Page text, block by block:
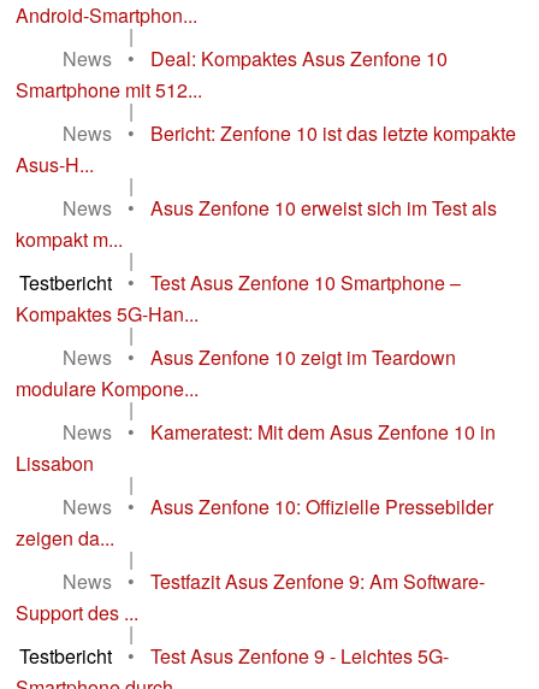
Android-Smartphon...
|
News
•
Deal: Kompaktes Asus Zenfone 10
Smartphone mit 512...
|
News
•
Bericht: Zenfone 10 ist das letzte kompakte
Asus-H...
|
News
•
Asus Zenfone 10 erweist sich im Test als
kompakt m...
|
Testbericht
•
Test Asus Zenfone 10 Smartphone –
Kompaktes 5G-Han...
|
News
•
Asus Zenfone 10 zeigt im Teardown
modulare Kompone...
|
News
•
Kameratest: Mit dem Asus Zenfone 10 in
Lissabon
|
News
•
Asus Zenfone 10: Offizielle Pressebilder
zeigen da...
|
News
•
Testfazit Asus Zenfone 9: Am Software-
Support des ...
|
Testbericht
•
Test Asus Zenfone 9 - Leichtes 5G-